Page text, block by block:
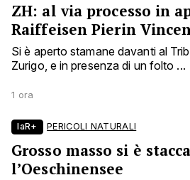
ZH: al via processo in
Raiffeisen Pierin
Si è aperto stamane davanti al
Zurigo, e in presenza di un folto ...
1 ora
laR+ PERICOLI NATURALI
Grosso masso si è
l’Oeschinensee